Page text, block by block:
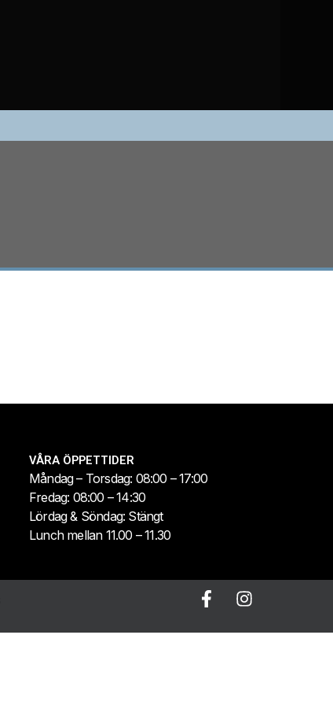
VÅRA ÖPPETTIDER
Måndag – Torsdag: 08:00 – 17:00
Fredag: 08:00 – 14:30
Lördag & Söndag: Stängt
Lunch mellan 11.00 – 11.30